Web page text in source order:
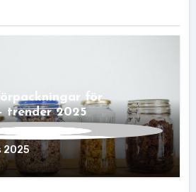
för
trender 2025
2025